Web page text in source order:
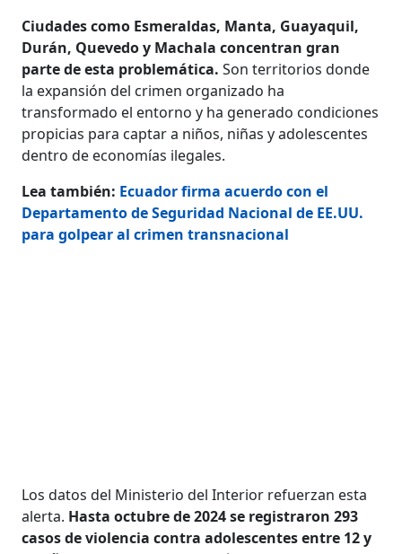
Ciudades como Esmeraldas, Manta, Guayaquil,
Durán, Quevedo y Machala concentran gran
parte de esta problemática.Son territorios donde
la expansión del crimen organizado ha
transformado el entorno y ha generado condiciones
propicias para captar a niños, niñas y adolescentes
dentro de economías ilegales.
Lea también: Ecuador firma acuerdo con el
Departamento de Seguridad Nacional de EE.UU.
para golpear al crimen transnacional
Los datos del Ministerio del Interior refuerzan esta
alerta. Hasta octubre de 2024 se registraron 293
casos de violencia contra adolescentes entre 12 y